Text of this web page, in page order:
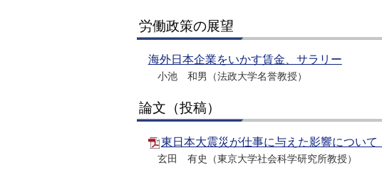
労働政策の展望
海外日本企業をいかす賃金、サラリー
小池 和男（法政大学名誉教授）
論文（投稿）
東日本大震災が仕事に与えた影響について
玄田 有史（東京大学社会科学研究所教授）